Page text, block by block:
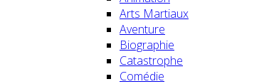
Arts Martiaux
Aventure
Biographie
Catastrophe
Comédie